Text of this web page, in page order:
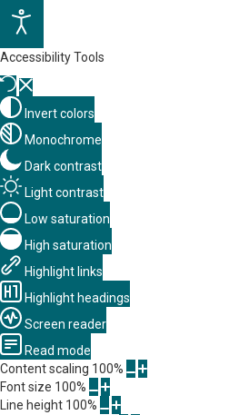
Accessibility Tools
Invert colors
Monochrome
Dark contrast
Light contrast
Low saturation
High saturation
Highlight links
Highlight headings
Screen reader
Read mode
Content scaling 100%
Font size 100%
Line height 100%